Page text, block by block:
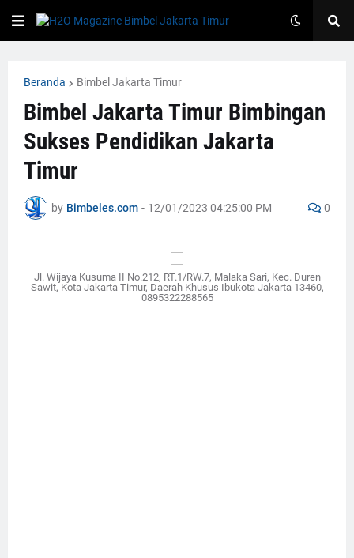
Beranda Bimbel Jakarta Timur
Bimbel Jakarta Timur Bimbingan
Sukses Pendidikan Jakarta
Timur
by Bimbeles.com - 12/01/2023 04:25:00 PM 0
Jl. Wijaya Kusuma II No.212, RT.1/RW.7, Malaka Sari, Kec. Duren
Sawit, Kota Jakarta Timur, Daerah Khusus Ibukota Jakarta 13460,
0895322288565